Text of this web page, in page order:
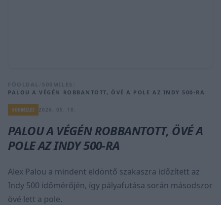
FŐOLDAL 500MILES
PALOU A VÉGÉN ROBBANTOTT, ÖVÉ A POLE AZ INDY 500-RA
500MILES
PALOU A VÉGÉN ROBBANTOTT, ÖVÉ A
POLE AZ INDY 500-RA
Alex Palou a mindent eldöntő szakaszra időzített az
Indy 500 időmérőjén, így pályafutása során másodszor
övé lett a pole.